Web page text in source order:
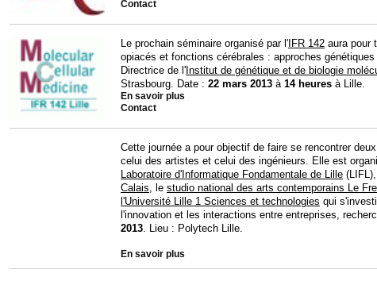
Contact
Le prochain séminaire organisé par l' IFR 142 aura pour
opiacés et fonctions cérébrales : approches
Directrice de l' Institut de génétique et de biologie
Strasbourg. Date : 22 mars 2013 à 14 heures à Lille.
En savoir plus
Contact
Cette journée a pour objectif de faire se rencontrer
celui des artistes et celui des ingénieurs. Elle est
Laboratoire d'Informatique Fondamentale de Lille
Calais, le studio national des arts contemporains Le
l'Université Lille 1 Sciences et technologies qui
l'innovation et les interactions entre entreprises,
2013. Lieu : Polytech Lille.
En savoir plus